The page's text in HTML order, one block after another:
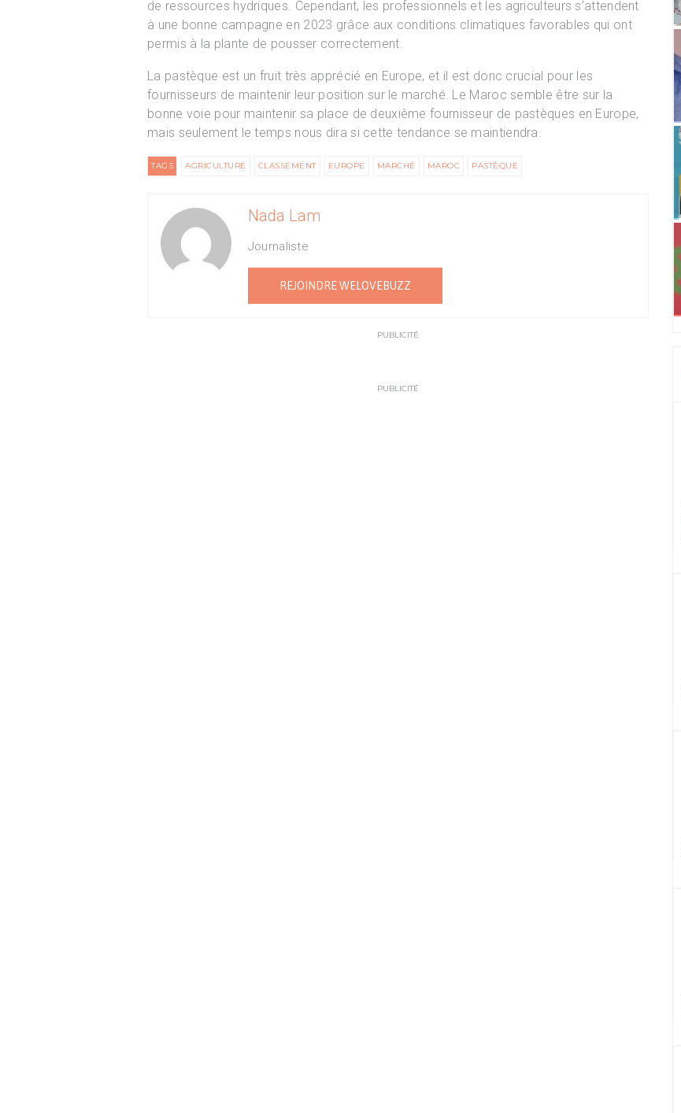
de ressources hydriques. Cependant, les professionnels et les agriculteurs s’attendent
à une bonne campagne en 2023 grâce aux conditions climatiques favorables qui ont
permis à la plante de pousser correctement.
La pastèque est un fruit très apprécié en Europe, et il est donc crucial pour les
fournisseurs de maintenir leur position sur le marché. Le Maroc semble être sur la
bonne voie pour maintenir sa place de deuxième fournisseur de pastèques en Europe,
mais seulement le temps nous dira si cette tendance se maintiendra.
TAGS AGRICULTURE CLASSEMENT EUROPE MARCHÉ MAROC PASTÈQUE
Nada Lam
Journaliste
REJOINDRE WELOVEBUZZ
PUBLICITÉ
PUBLICITÉ